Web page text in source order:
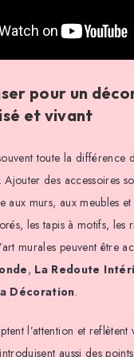
pour un
et vivant
toute la différence
des accessoires
aux murs, aux meubles
les tapis à motifs, les
murales peuvent être
, La Redoute
Décoration.
l’attention et reflètent
aussi des